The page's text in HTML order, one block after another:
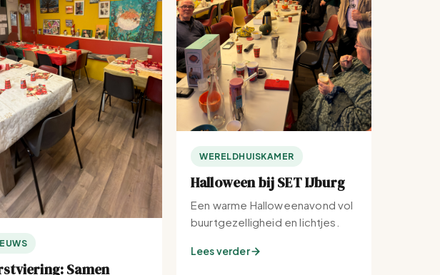
Samen
WERELDHUISKAMER
Halloween bij SET IJburg
Een warme Halloweenavond vol
buurtgezelligheid en lichtjes.
Lees verder